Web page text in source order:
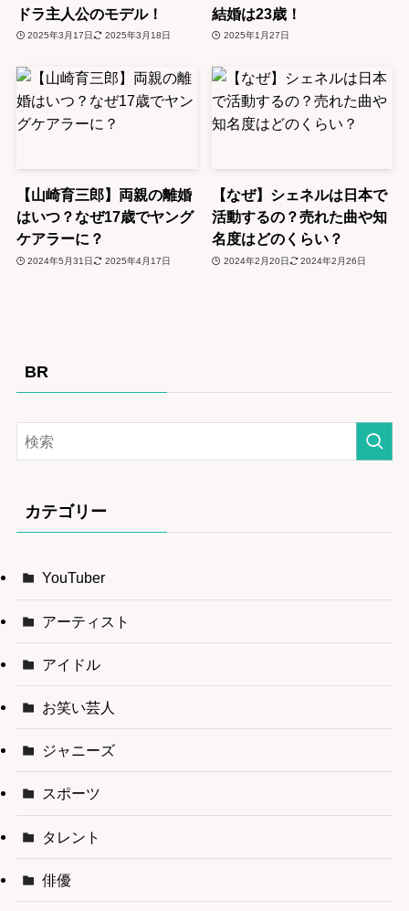
ドラ主人公のモデル！
2025年3月17日 2025年3月18日
結婚は23歳！
2025年1月27日
【山崎育三郎】両親の離婚
はいつ？なぜ17歳でヤング
ケアラーに？
2024年5月31日 2025年4月17日
【なぜ】シェネルは日本で
活動するの？売れた曲や知
名度はどのくらい？
2024年2月20日 2024年2月26日
BR
カテゴリー
YouTuber
アーティスト
アイドル
お笑い芸人
ジャニーズ
スポーツ
タレント
俳優